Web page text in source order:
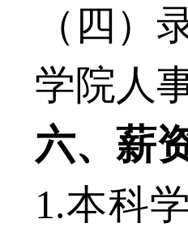
（四）
学院人
六、薪
1.本科